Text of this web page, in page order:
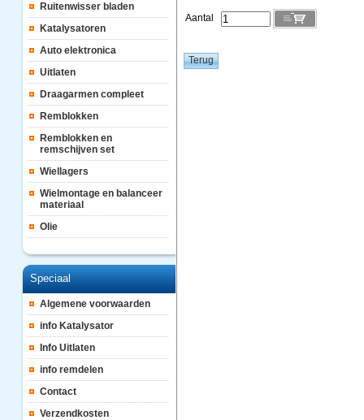
Ruitenwisser bladen
Katalysatoren
Auto elektronica
Uitlaten
Draagarmen compleet
Remblokken
Remblokken en
remschijven set
Wiellagers
Wielmontage en balanceer
materiaal
Olie
Speciaal
Algemene voorwaarden
info Katalysator
Info Uitlaten
info remdelen
Contact
Verzendkosten
Aantal